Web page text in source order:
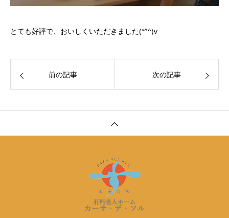
とても好評で、おいしくいただきました(*^^)v
前の記事 次の記事